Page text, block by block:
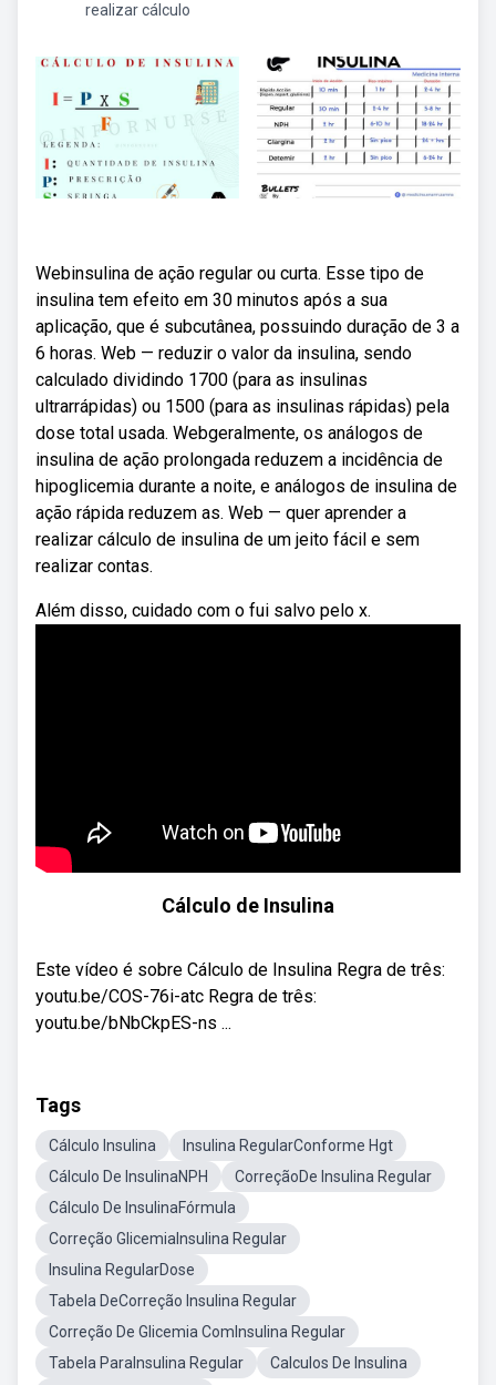
realizar cálculo
Webinsulina de ação regular ou curta. Esse tipo de
insulina tem efeito em 30 minutos após a sua
aplicação, que é subcutânea, possuindo duração de 3 a
6 horas. Web — reduzir o valor da insulina, sendo
calculado dividindo 1700 (para as insulinas
ultrarrápidas) ou 1500 (para as insulinas rápidas) pela
dose total usada. Webgeralmente, os análogos de
insulina de ação prolongada reduzem a incidência de
hipoglicemia durante a noite, e análogos de insulina de
ação rápida reduzem as. Web — quer aprender a
realizar cálculo de insulina de um jeito fácil e sem
realizar contas.
Além disso, cuidado com o fui salvo pelo x.
Cálculo de Insulina
Este vídeo é sobre Cálculo de Insulina Regra de três:
youtu.be/COS-76i-atc Regra de três:
youtu.be/bNbCkpES-ns ...
Tags
Cálculo Insulina
Insulina RegularConforme Hgt
Cálculo De InsulinaNPH
CorreçãoDe Insulina Regular
Cálculo De InsulinaFórmula
Correção GlicemiaInsulina Regular
Insulina RegularDose
Tabela DeCorreção Insulina Regular
Correção De Glicemia ComInsulina Regular
Tabela ParaInsulina Regular
Calculos De Insulina